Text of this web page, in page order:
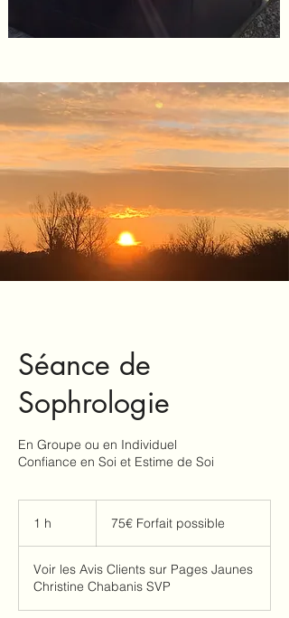
Séance de
Sophrologie
En Groupe ou en Individuel
Confiance en Soi et Estime de Soi
1 h
possible
75€ Forfait possible
Voir les Avis Clients sur Pages Jaunes
Christine Chabanis SVP